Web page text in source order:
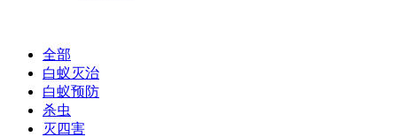
全部
白蚁灭治
白蚁预防
杀虫
灭四害